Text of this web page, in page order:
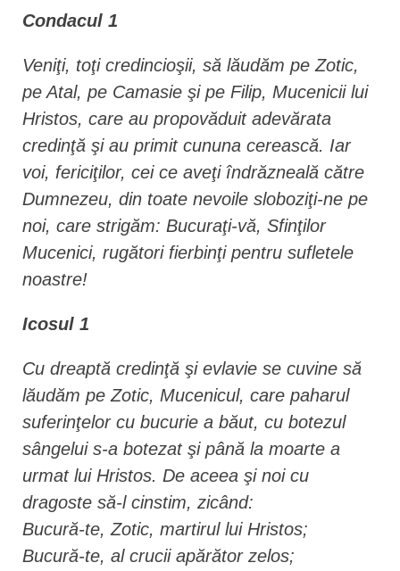
Condacul 1
Veniţi, toţi credincioşii, să lăudăm pe Zotic,
pe Atal, pe Camasie şi pe Filip, Mucenicii lui
Hristos, care au propovăduit adevărata
credinţă şi au primit cununa cerească. Iar
voi, fericiţilor, cei ce aveţi îndrăzneală către
Dumnezeu, din toate nevoile sloboziţi-ne pe
noi, care strigăm: Bucuraţi-vă, Sfinţilor
Mucenici, rugători fierbinţi pentru sufletele
noastre!
Icosul 1
Cu dreaptă credinţă şi evlavie se cuvine să
lăudăm pe Zotic, Mucenicul, care paharul
suferinţelor cu bucurie a băut, cu botezul
sângelui s-a botezat şi până la moarte a
urmat lui Hristos. De aceea şi noi cu
dragoste să-l cinstim, zicând:
Bucură-te, Zotic, martirul lui Hristos;
Bucură-te, al crucii apărător zelos;